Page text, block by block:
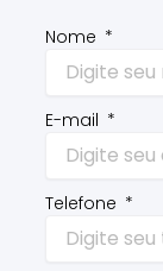
Nome
E-mail
Telefone